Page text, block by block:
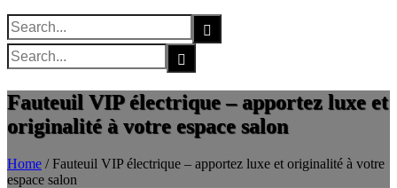
Search
for:
Search
for:
Fauteuil VIP électrique – apportez luxe et
originalité à votre espace salon
Home /Fauteuil VIP électrique – apportez luxe et originalité à votre
espace salon